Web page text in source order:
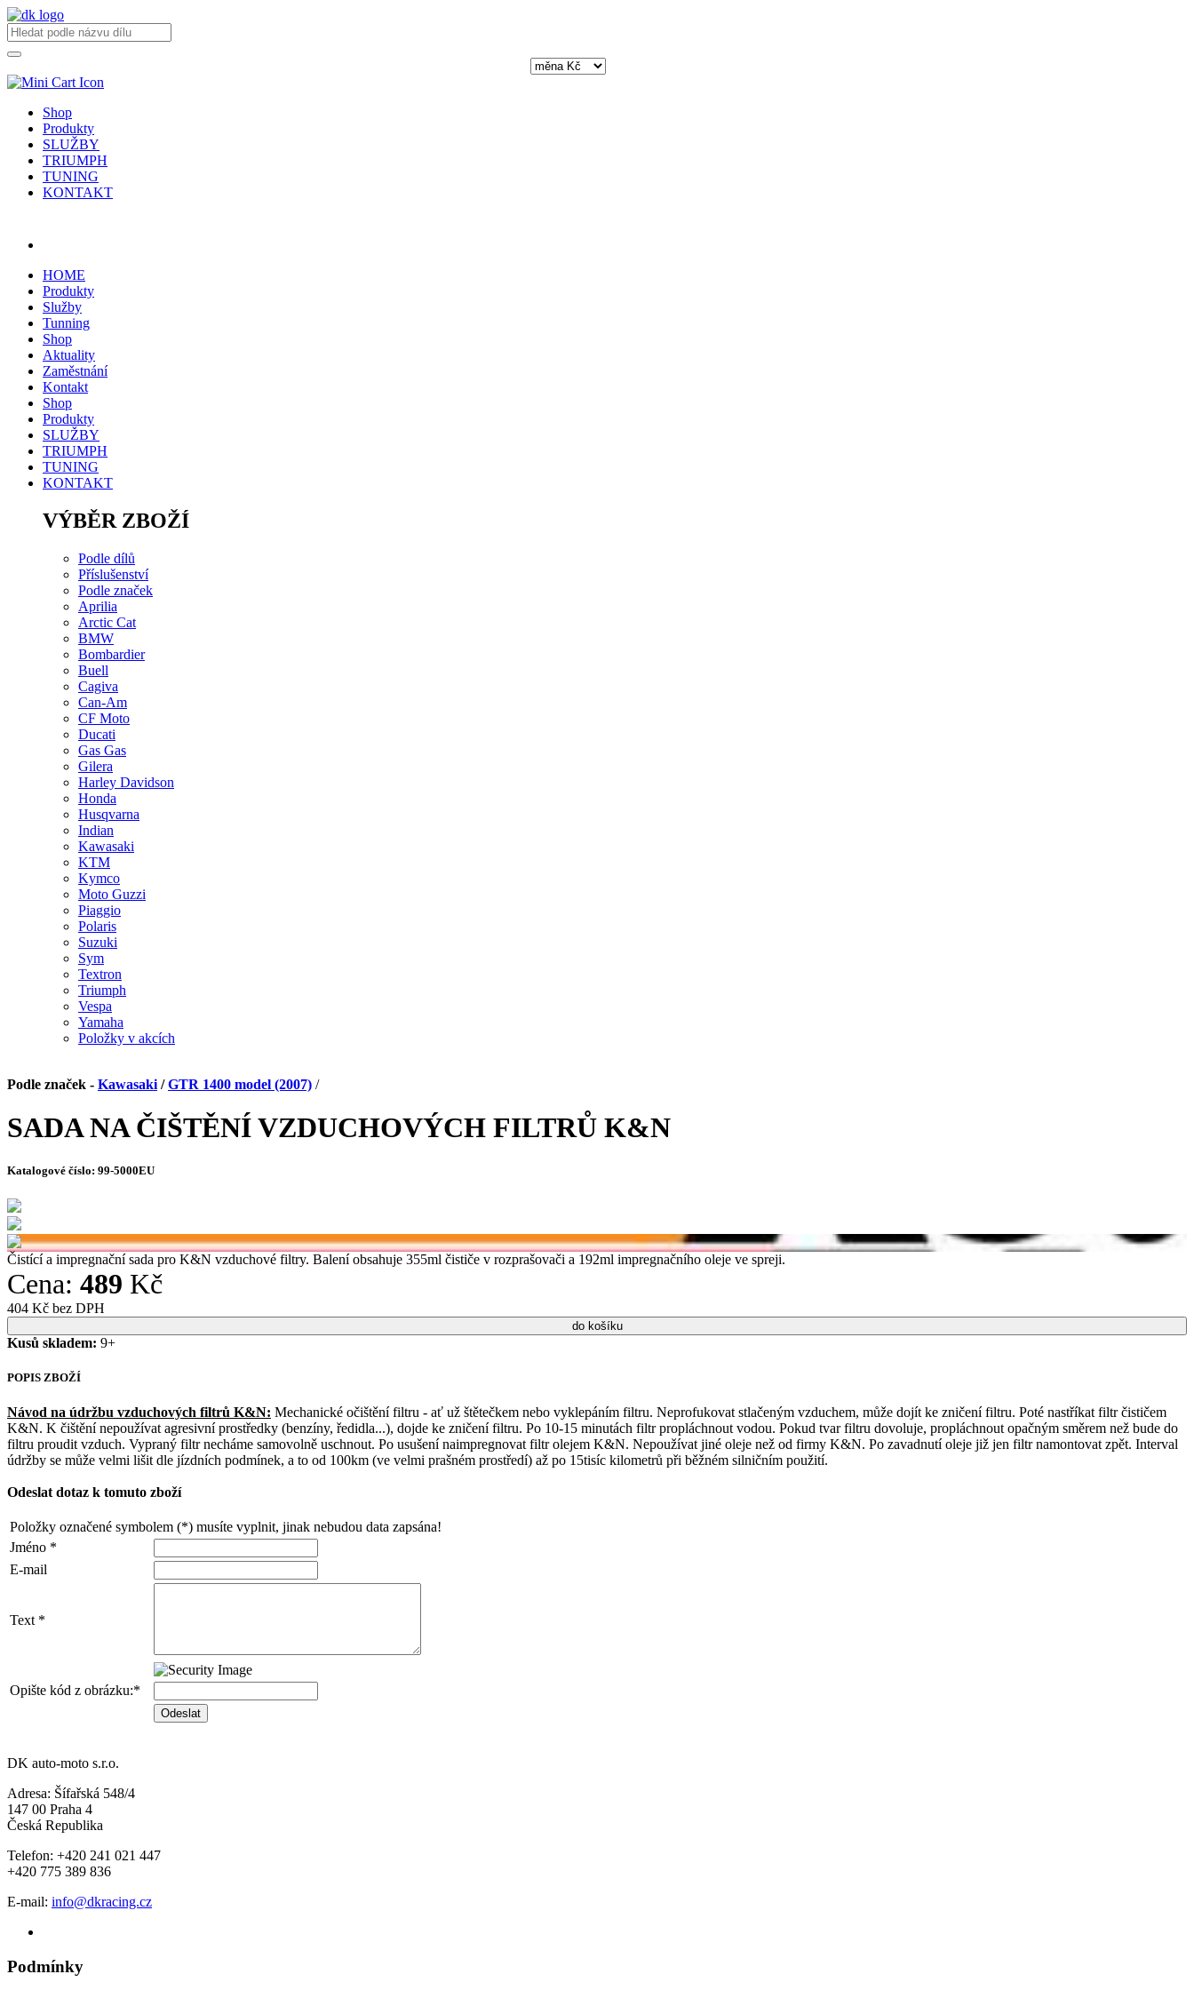
Shop
Produkty
SLUŽBY
TRIUMPH
TUNING
KONTAKT
HOME
Produkty
Služby
Tunning
Shop
Aktuality
Zaměstnání
Kontakt
Shop
Produkty
SLUŽBY
TRIUMPH
TUNING
KONTAKT
VÝBĚR ZBOŽÍ
Podle dílů
Příslušenství
Podle značek
Aprilia
Arctic Cat
BMW
Bombardier
Buell
Cagiva
Can-Am
CF Moto
Ducati
Gas Gas
Gilera
Harley Davidson
Honda
Husqvarna
Indian
Kawasaki
KTM
Kymco
Moto Guzzi
Piaggio
Polaris
Suzuki
Sym
Textron
Triumph
Vespa
Yamaha
Položky v akcích
Podle značek - Kawasaki /GTR 1400 model (2007) /
SADA NA ČIŠTĚNÍ VZDUCHOVÝCH FILTRŮ K&N
Katalogové číslo: 99-5000EU
Čistící a impregnační sada pro K&N vzduchové filtry. Balení obsahuje 355ml čističe v rozprašovači a 192ml impregnačního oleje ve spreji.
Cena: 489 Kč
404 Kč bez DPH
Kusů skladem: 9+
POPIS ZBOŽÍ
Návod na údržbu vzduchových filtrů K&N: Mechanické očištění filtru - ať už štětečkem nebo vyklepáním filtru. Neprofukovat stlačeným vzduchem, může dojít ke zničení filtru. Poté nastříkat filtr čističem
K&N. K čištění nepoužívat agresivní prostředky (benzíny, ředidla...), dojde ke zničení filtru. Po 10-15 minutách filtr propláchnout vodou. Pokud tvar filtru dovoluje, propláchnout opačným směrem než bude do
filtru proudit vzduch. Vypraný filtr necháme samovolně uschnout. Po usušení naimpregnovat filtr olejem K&N. Nepoužívat jiné oleje než od firmy K&N. Po zavadnutí oleje již jen filtr namontovat zpět. Interval
údržby se může velmi lišit dle jízdních podmínek, a to od 100km (ve velmi prašném prostředí) až po 15tisíc kilometrů při běžném silničním použití.
Odeslat dotaz k tomuto zboží
Položky označené symbolem (*) musíte vyplnit, jinak nebudou data zapsána!
Jméno *
E-mail
Text *
Opište kód z obrázku:*
DK auto-moto s.r.o.
Adresa: Šífařská 548/4
147 00 Praha 4
Česká Republika
Telefon: +420 241 021 447
+420 775 389 836
E-mail: info@dkracing.cz
Podmínky